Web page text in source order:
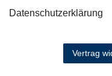
Datenschutzerklärung
Vertrag